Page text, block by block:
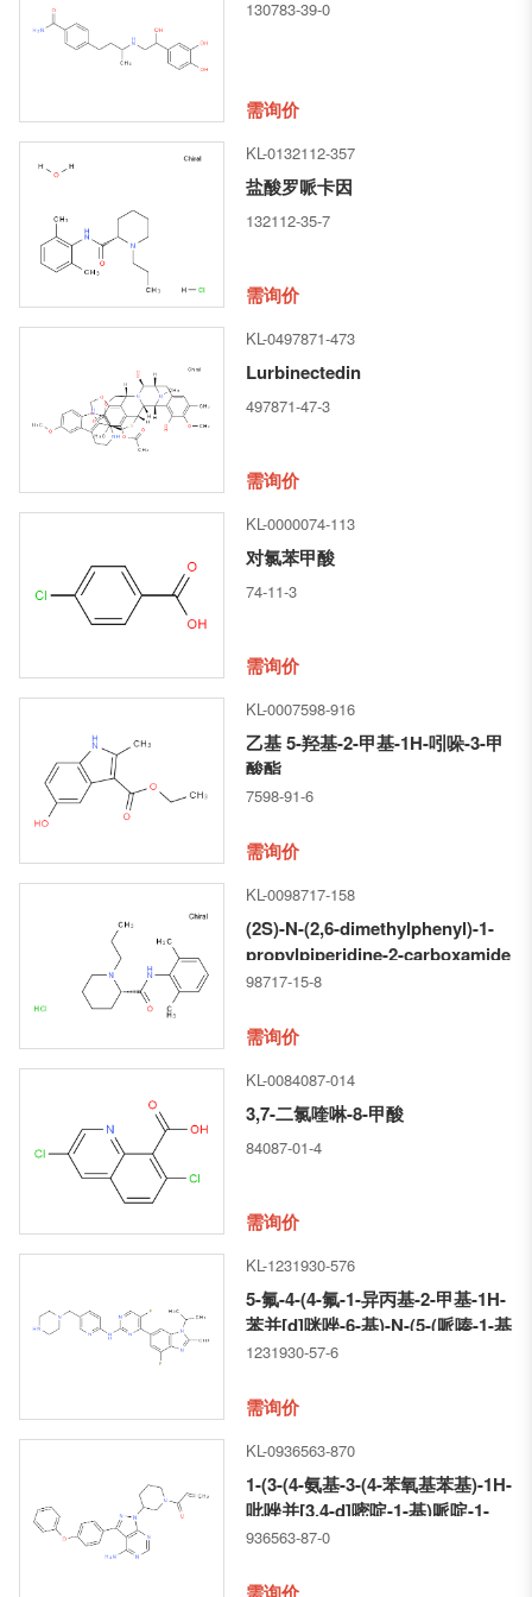
130783-39-0
需询价
KL-0132112-357
盐酸罗哌卡因
132112-35-7
需询价
KL-0497871-473
Lurbinectedin
497871-47-3
需询价
KL-0000074-113
对氯苯甲酸
74-11-3
需询价
KL-0007598-916
乙基 5-羟基-2-甲基-1H-吲哚-3-甲
酸酯
7598-91-6
需询价
KL-0098717-158
(2S)-N-(2,6-dimethylphenyl)-1-
propylpiperidine-2-carboxamide
hydrochloride
98717-15-8
需询价
KL-0084087-014
3,7-二氯喹啉-8-甲酸
84087-01-4
需询价
KL-1231930-576
5-氟-4-(4-氟-1-异丙基-2-甲基-1H-
苯并[d]咪唑-6-基)-N-(5-(哌嗪-1-基
甲基)吡啶-2-基)嘧啶-2-胺
1231930-57-6
需询价
KL-0936563-870
1-(3-(4-氨基-3-(4-苯氧基苯基)-1H-
吡唑并[3,4-d]嘧啶-1-基)哌啶-1-
基)丙-2-烯-1-酮
936563-87-0